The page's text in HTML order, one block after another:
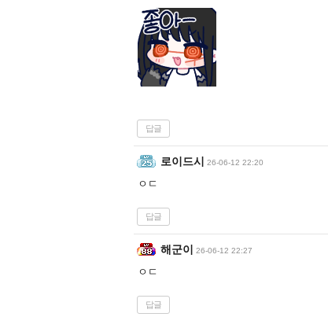
답글
로이드시 26-06-12 22:20
ㅇㄷ
답글
해군이 26-06-12 22:27
ㅇㄷ
답글